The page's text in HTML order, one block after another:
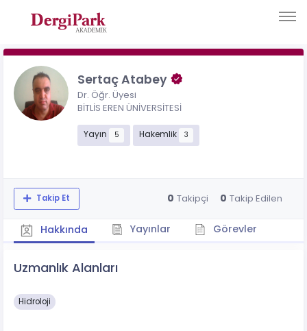
Sertaç Atabey
Dr. Öğr. Üyesi
BİTLİS EREN ÜNİVERSİTESİ
Yayın 5 Hakemlik 3
Takip Et 0 Takipçi 0 Takip Edilen
Hakkında Yayınlar Görevler
Uzmanlık Alanları
Hidroloji